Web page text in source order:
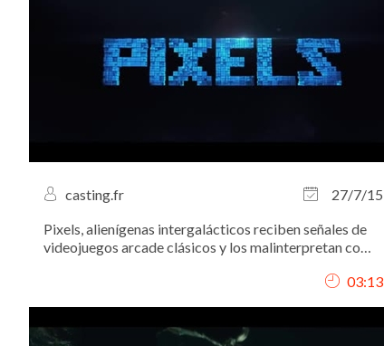
casting.fr
27/7/15
Pixels, alienígenas intergalácticos reciben señales de
videojuegos arcade clásicos y los malinterpretan como
atacar la Tierra utilizando estos juegos como modelo
03:13